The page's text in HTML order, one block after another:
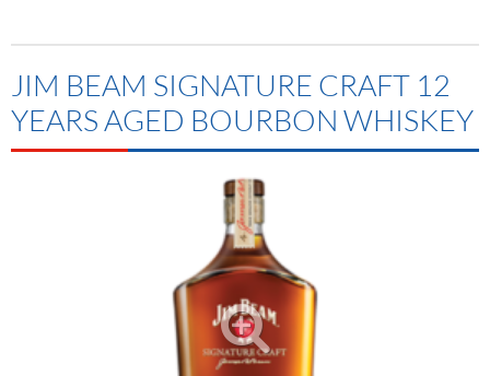
Kontakt
Neuigkeiten
Termine
Sirup
Spirituosen
Kommisionskauf & Lieferbedingungen
Fremddienstleistungen
JIM BEAM SIGNATURE CRAFT 12
YEARS AGED BOURBON WHISKEY